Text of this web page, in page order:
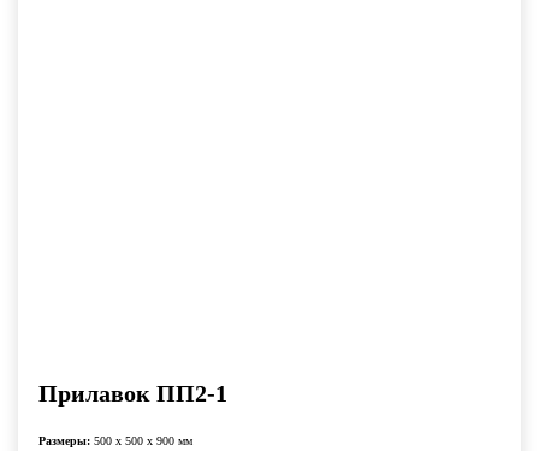
Прилавок ПП2-1
Размеры: 500 x 500 x 900 мм